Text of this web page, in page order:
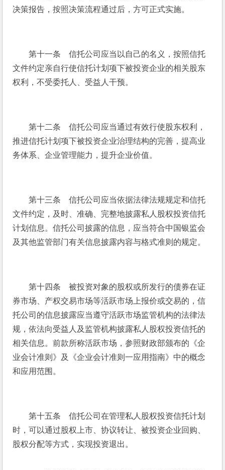
决策报告，按照决策流程通过后，方可正式实施。
第十一条　信托公司应当以自己的名义，按照信托
文件约定亲自行使信托计划项下被投资企业的相关股东
权利，不受委托人、受益人干预。
第十二条　信托公司应当通过有效行使股东权利，
推进信托计划项下被投资企业治理结构的完善，提高业
务体系、企业管理能力，提升企业价值。
第十三条　信托公司应当依据法律法规规定和信托
文件约定，及时、准确、完整地披露私人股权投资信托
计划信息。信托公司披露的信息，应当符合中国银监会
及其他监管部门有关信息披露内容与格式准则的规定。
第十四条　被投资对象的股权或所发行的债券在证
券市场、产权交易市场等活跃市场上报价或交易的，信
托公司的信息披露应当遵守活跃市场监管机构的法律法
规，依法向受益人及监管机构披露私人股权投资信托的
相关信息。前款所称活跃市场，参照财政部颁布的《企
业会计准则》及《企业会计准则一应用指南》中的概念
和应用范围。
第十五条　信托公司在管理私人股权投资信托计划
时，可以通过股权上市、协议转让、被投资企业回购、
股权分配等方式，实现投资退出。